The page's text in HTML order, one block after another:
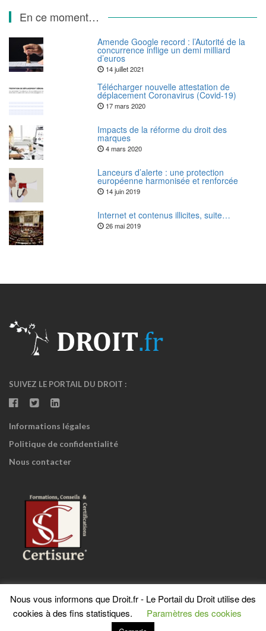
En ce moment…
Amende Google record : l’Autorité de la
concurrence inflige un demi milliard
d’euros
14 juillet 2021
Télécharger nouvelle attestation de
déplacement Coronavirus (Covid-19)
17 mars 2020
Impacts de la réforme du droit des
marques
4 mars 2020
Lanceurs d’alerte : une protection
européenne harmonisée et renforcée
14 juin 2019
Internet et contenus illicites, suite…
26 mai 2019
SUIVEZ LE PORTAIL DU DROIT :
Informations légales
Politique de confidentialité
Nous contacter
Droit.fr Le Portail du Droit est une marque enregistrée © Tous
Nous vous informons que Droit.fr - Le Portail du Droit utilise des
cookies à des fins statistiques.
Paramètres des cookies